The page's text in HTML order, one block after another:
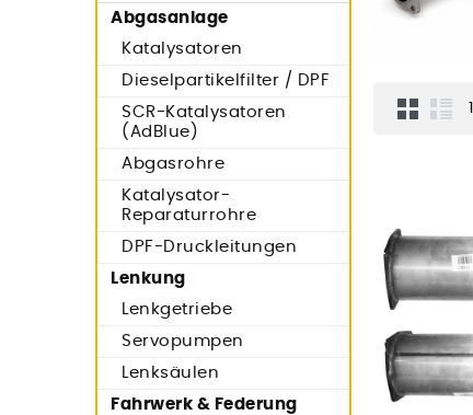
Abgasanlage
Katalysatoren
Dieselpartikelfilter / DPF
SCR-Katalysatoren
(AdBlue)
Abgasrohre
Katalysator-
Reparaturrohre
DPF-Druckleitungen
Lenkung
Lenkgetriebe
Servopumpen
Lenksäulen
Fahrwerk & Federung